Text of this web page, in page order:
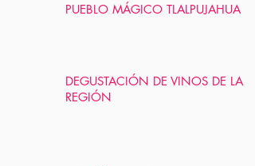
PUEBLO MÁGICO TLALPUJAHUA
DEGUSTACIÓN DE VINOS DE LA
REGIÓN